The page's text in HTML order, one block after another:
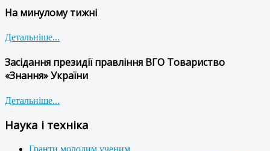
На минулому тижні
Детальніше...
Засідання президії правління ВГО Товариство
«Знання» України
Детальніше...
Наука і техніка
Гранти молодим ученим